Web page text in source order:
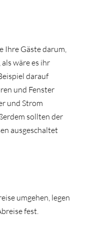
Ihre Gäste darum,
wäre es ihr
darauf
und Fenster
und Strom
sollten der
ausgeschaltet
umgehen, legen
fest.